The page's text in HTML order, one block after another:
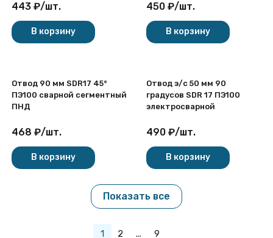
443 ₽/шт.
В корзину
450 ₽/шт.
В корзину
Отвод 90 мм SDR17 45°
ПЭ100 сварной сегментный
ПНД
468 ₽/шт.
В корзину
Отвод э/с 50 мм 90
градусов SDR 17 ПЭ100
электросварной
490 ₽/шт.
В корзину
Показать все
1 2 ... 9